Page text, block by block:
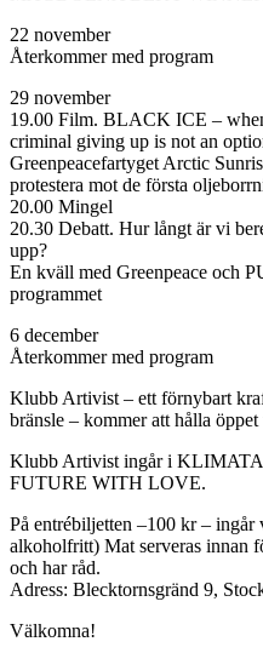
22 november
Återkommer med program
29 november
19.00 Film. BLACK ICE –
criminal giving up is not an
Greenpeacefartyget Arctic
protestera mot de första
20.00 Mingel
20.30 Debatt. Hur långt är vi
upp?
En kväll med Greenpeace och
programmet
6 december
Återkommer med program
Klubb Artivist – ett förnybart
bränsle – kommer att hålla
Klubb Artivist ingår i
FUTURE WITH LOVE.
På entrébiljetten –100 kr –
alkoholfritt) Mat serveras innan
och har råd.
Adress: Blecktornsgränd 9,
Välkomna!